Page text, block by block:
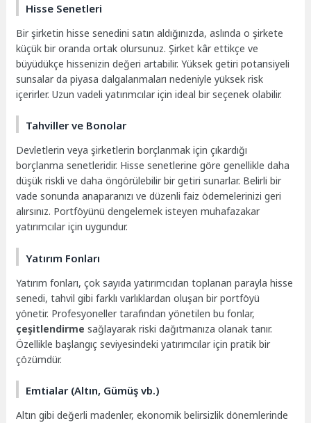
Hisse Senetleri
Bir şirketin hisse senedini satın aldığınızda, aslında o şirkete
küçük bir oranda ortak olursunuz. Şirket kâr ettikçe ve
büyüdükçe hissenizin değeri artabilir. Yüksek getiri potansiyeli
sunsalar da piyasa dalgalanmaları nedeniyle yüksek risk
içerirler. Uzun vadeli yatırımcılar için ideal bir seçenek olabilir.
Tahviller ve Bonolar
Devletlerin veya şirketlerin borçlanmak için çıkardığı
borçlanma senetleridir. Hisse senetlerine göre genellikle daha
düşük riskli ve daha öngörülebilir bir getiri sunarlar. Belirli bir
vade sonunda anaparanızı ve düzenli faiz ödemelerinizi geri
alırsınız. Portföyünü dengelemek isteyen muhafazakar
yatırımcılar için uygundur.
Yatırım Fonları
Yatırım fonları, çok sayıda yatırımcıdan toplanan parayla hisse
senedi, tahvil gibi farklı varlıklardan oluşan bir portföyü
yönetir. Profesyoneller tarafından yönetilen bu fonlar,
çeşitlendirme sağlayarak riski dağıtmanıza olanak tanır.
Özellikle başlangıç seviyesindeki yatırımcılar için pratik bir
çözümdür.
Emtialar (Altın, Gümüş vb.)
Altın gibi değerli madenler, ekonomik belirsizlik dönemlerinde